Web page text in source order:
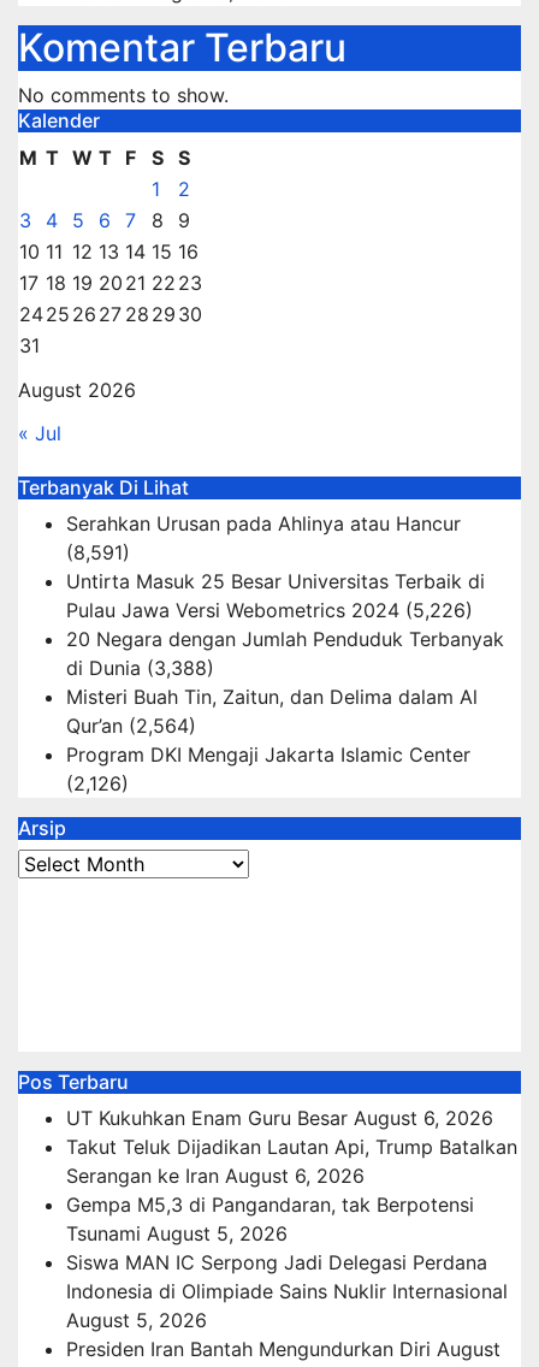
Komentar Terbaru
No comments to show.
Kalender
August 2026
M T W T F S S
1
2
3
4 5 6 7 8
9
10 11 12 13 14 15 16
17 18 19 20 21 22 23
2425 26 27 28 29 30
31
« Jul
Terbanyak Di Lihat
Serahkan Urusan pada Ahlinya atau Hancur
(8,591)
Untirta Masuk 25 Besar Universitas Terbaik di
Pulau Jawa Versi Webometrics 2024 (5,226)
20 Negara dengan Jumlah Penduduk Terbanyak
di Dunia (3,388)
Misteri Buah Tin, Zaitun, dan Delima dalam Al
Qur’an (2,564)
Program DKI Mengaji Jakarta Islamic Center
(2,126)
Arsip
Arsip
Pos Terbaru
UT Kukuhkan Enam Guru Besar August 6, 2026
Takut Teluk Dijadikan Lautan Api, Trump Batalkan
Serangan ke Iran August 6, 2026
Gempa M5,3 di Pangandaran, tak Berpotensi
Tsunami August 5, 2026
Siswa MAN IC Serpong Jadi Delegasi Perdana
Indonesia di Olimpiade Sains Nuklir Internasional
August 5, 2026
Presiden Iran Bantah Mengundurkan Diri August